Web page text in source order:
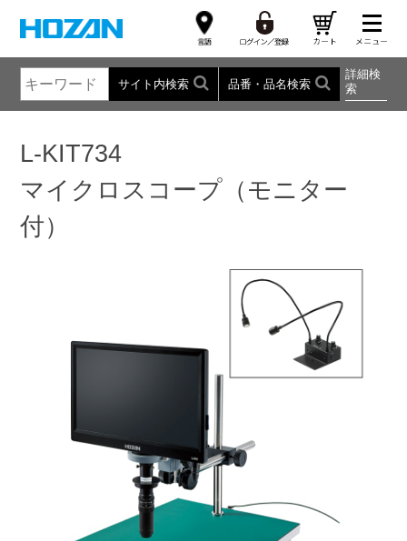
サイト内検索 品番・品名検索
詳細検
索
L-KIT734
マイクロスコープ（モニター
付）